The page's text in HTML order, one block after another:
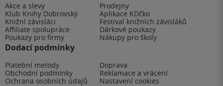
Akce a slevy
Prodejny
Klub Knihy Dobrovský
Aplikace KDčko
Knižní závisláci
Festival knižních závisláků
Affiliate spolupráce
Dárkové poukazy
Poukazy pro firmy
Nákupy pro školy
Dodací podmínky
Platební metody
Doprava
Obchodní podmínky
Reklamace a vrácení
Ochrana osobních údajů
Nastavení cookies